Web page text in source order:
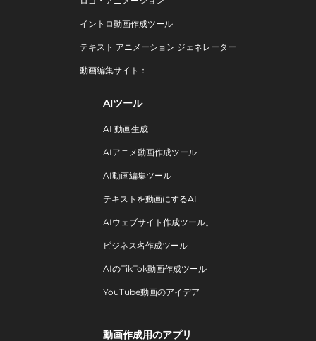
イントロ動画作成ツール
テキスト アニメーション ジェネレーター
動画編集サイト：
AIツール
AI 動画生成
AIアニメ動画作成ツール
AI動画編集ツール
テキストを動画にするAI
AIウェブサイト作成ツール。
ビジネス名作成ツール
AIのTikTok動画作成ツール
YouTube動画のアイデア
動画作成用のアプリ